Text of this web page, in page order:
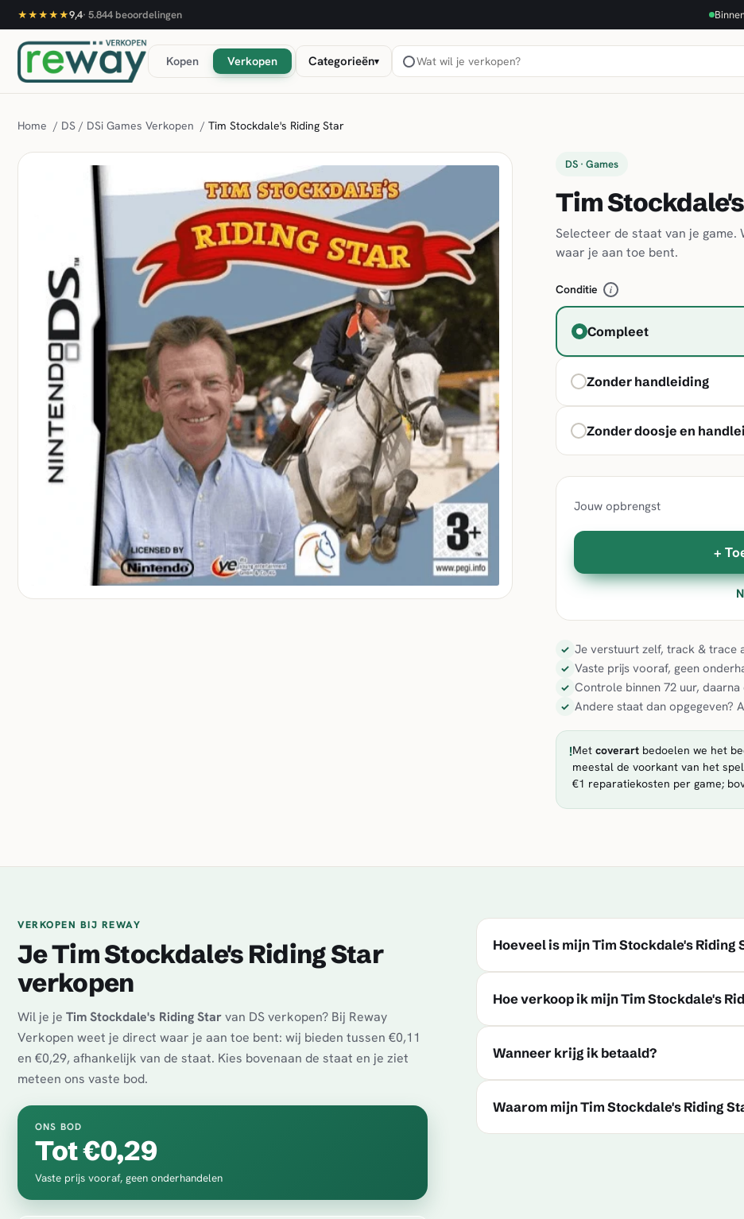
★★★★★9,4· 5.844 beoordelingen
Kopen Verkopen Categorieën▾
Home / DS / DSi Games Verkopen / Tim Stockdale's Riding Star
DS · Games
Tim
Selecteer de staat van je
waar je aan toe bent.
Conditie i
Compleet
Zonder handleiding
Zonder doosje en
Jouw opbrengst
+
✓ Je verstuurt zelf, track & trace
✓ Vaste prijs vooraf, geen
✓ Controle binnen 72 uur,
✓ Andere staat dan opgegeven?
!Met coverartbedoelen we het
meestal de voorkant van het
€1 reparatiekosten per game;
VERKOPEN BIJ REWAY
Je Tim Stockdale's Riding Star
verkopen
Wil je je Tim Stockdale's Riding Starvan DS verkopen? Bij Reway
Verkopen weet je direct waar je aan toe bent: wij bieden tussen €0,11
en €0,29, afhankelijk van de staat. Kies bovenaan de staat en je ziet
meteen ons vaste bod.
ONS BOD
Tot €0,29
Vaste prijs vooraf, geen onderhandelen
Hoeveel is mijn Tim Stockdale's Riding
Hoe verkoop ik mijn Tim Stockdale's
Wanneer krijg ik betaald?
Waarom mijn Tim Stockdale's Riding